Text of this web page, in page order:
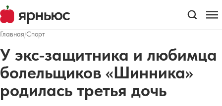
Главная/Спорт
У экс-защитника и любимца
болельщиков «Шинника»
родилась третья дочь